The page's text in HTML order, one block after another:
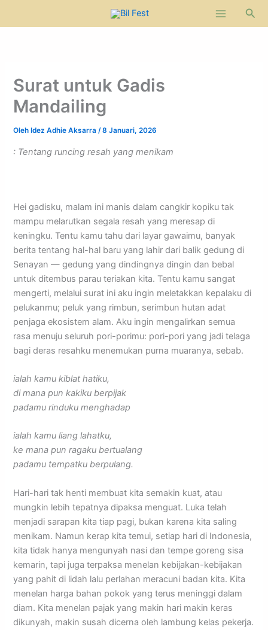
Cari
Surat untuk Gadis
Mandailing
Oleh Idez Adhie Aksarra/8 Januari, 2026
: Tentang runcing resah yang menikam
Hei gadisku, malam ini manis dalam cangkir kopiku tak
mampu melarutkan segala resah yang meresap di
keningku. Tentu kamu tahu dari layar gawaimu, banyak
berita tentang hal-hal baru yang lahir dari balik gedung di
Senayan — gedung yang dindingnya dingin dan bebal
untuk ditembus parau teriakan kita. ​Tentu kamu sangat
mengerti, melalui surat ini aku ingin meletakkan kepalaku di
pelukanmu; peluk yang rimbun, serimbun hutan adat
penjaga ekosistem alam. Aku ingin mengalirkan semua
rasa menuju seluruh pori-porimu: pori-pori yang jadi telaga
bagi deras resahku menemukan purna muaranya, sebab.
ialah kamu kiblat hatiku,
di mana pun kakiku berpijak
padamu rinduku menghadap
ialah kamu liang lahatku,
ke mana pun ragaku bertualang
padamu tempatku berpulang.
​Hari-hari tak henti membuat kita semakin kuat, atau
mungkin lebih tepatnya dipaksa menguat. Luka telah
menjadi sarapan kita tiap pagi, bukan karena kita saling
menikam. Namun kerap kita temui, setiap hari di Indonesia,
kita tidak hanya mengunyah nasi dan tempe goreng sisa
kemarin, tapi juga terpaksa menelan kebijakan-kebijakan
yang pahit di lidah lalu perlahan meracuni badan kita. Kita
menelan harga bahan pokok yang terus meninggi dalam
diam. Kita menelan pajak yang makin hari makin keras
dikunyah, makin susah dicerna oleh lambung kelas pekerja.